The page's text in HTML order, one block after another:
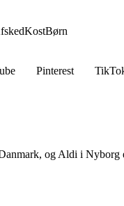
KostBørn
Pinterest
og Aldi i